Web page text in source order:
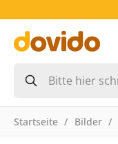
Startseite Bilder